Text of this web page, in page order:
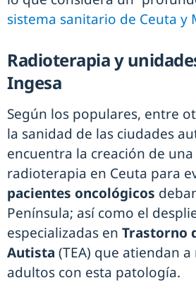
sistema sanitario de Ceuta y
Radioterapia y
Ingesa
Según los populares, entre
la sanidad de las ciudades
encuentra la creación de
radioterapia en Ceuta para
pacientes oncológicos
Península; así como el
especializadas en Trastorno
Autista (TEA) que atiendan
adultos con esta patología.